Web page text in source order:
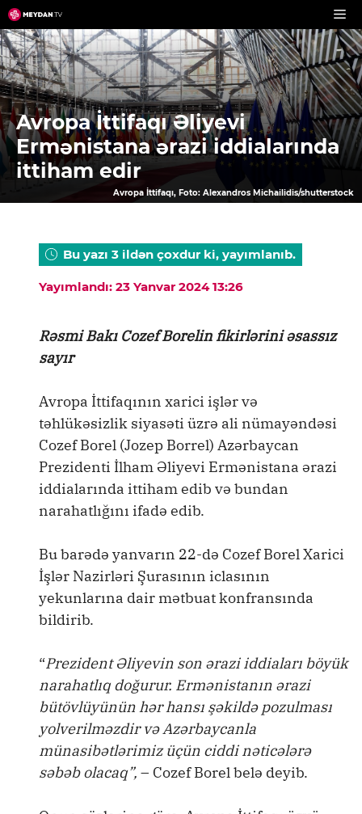
Skip
to
content
Avropa İttifaqı Əliyevi
Ermənistana ərazi iddialarında
ittiham edir
Avropa İttifaqı, Foto: Alexandros Michailidis/shutterstock
Bu yazı 3 ildən çoxdur ki, yayımlanıb.
Yayımlandı: 23 Yanvar 2024 13:26
Rəsmi Bakı Cozef Borelin fikirlərini əsassız
sayır
Avropa İttifaqının xarici işlər və
təhlükəsizlik siyasəti üzrə ali nümayəndəsi
Cozef Borel (Jozep Borrel) Azərbaycan
Prezidenti İlham Əliyevi Ermənistana ərazi
iddialarında ittiham edib və bundan
narahatlığını ifadə edib.
Bu barədə yanvarın 22-də Cozef Borel Xarici
İşlər Nazirləri Şurasının iclasının
yekunlarına dair mətbuat konfransında
bildirib.
“Prezident Əliyevin son ərazi iddiaları böyük
narahatlıq doğurur. Ermənistanın ərazi
bütövlüyünün hər hansı şəkildə pozulması
yolverilməzdir və Azərbaycanla
münasibətlərimiz üçün ciddi nəticələrə
səbəb olacaq”, – Cozef Borel belə deyib.